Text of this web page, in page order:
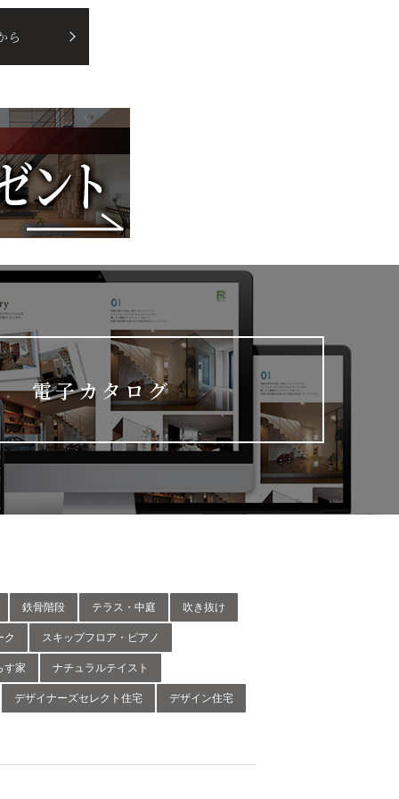
ら
電子カタログ
鉄骨階段 テラス・中庭 吹き抜け
ク スキップフロア・ピアノ
す家 ナチュラルテイスト
デザイナーズセレクト住宅 デザイン住宅